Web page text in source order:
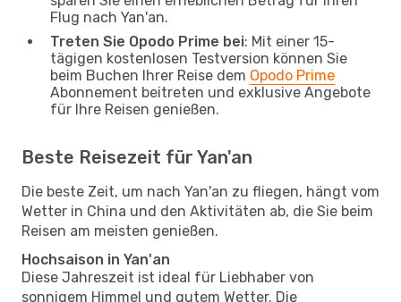
Flug nach Yan'an.
Treten Sie Opodo Prime bei: Mit einer 15-
tägigen kostenlosen Testversion können Sie
beim Buchen Ihrer Reise dem Opodo Prime
Abonnement beitreten und exklusive Angebote
für Ihre Reisen genießen.
Beste Reisezeit für Yan'an
Die beste Zeit, um nach Yan'an zu fliegen, hängt vom
Wetter in China und den Aktivitäten ab, die Sie beim
Reisen am meisten genießen.
Hochsaison in Yan'an
Diese Jahreszeit ist ideal für Liebhaber von
sonnigem Himmel und gutem Wetter. Die